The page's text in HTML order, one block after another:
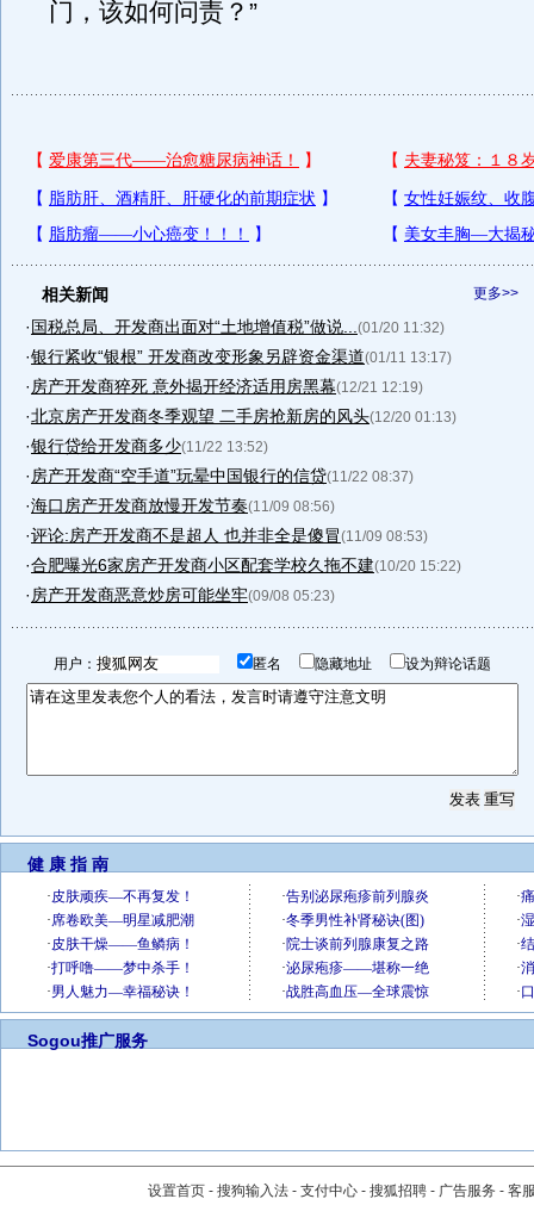
门，该如何问责？”
更多>>
相关新闻
·国税总局、开发商出面对“土地增值税”做说... (01/20 11:32)
·银行紧收“银根” 开发商改变形象另辟资金渠道(01/11 13:17)
· 房产开发商猝死 意外揭开经济适用房黑幕(12/21 12:19)
·北京房产开发商冬季观望 二手房抢新房的风头(12/20 01:13)
·银行贷给开发商多少(11/22 13:52)
· 房产开发商“空手道”玩晕中国银行的信贷(11/22 08:37)
·海口房产开发商放慢开发节奏(11/09 08:56)
·评论:房产开发商不是超人 也并非全是傻冒(11/09 08:53)
·合肥曝光6家房产开发商小区配套学校久拖不建(10/20 15:22)
· 房产开发商恶意炒房可能坐牢(09/08 05:23)
用户： 匿名 隐藏地址 设为辩论话题
健 康 指 南
Sogou推广服务
设置首页 - 搜狗输入法 - 支付中心 - 搜狐招聘 - 广告服务 - 客